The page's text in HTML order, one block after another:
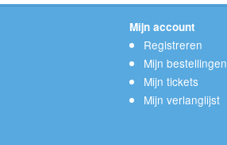
Mijn account
Registreren
Mijn bestellingen
Mijn tickets
Mijn verlanglijst